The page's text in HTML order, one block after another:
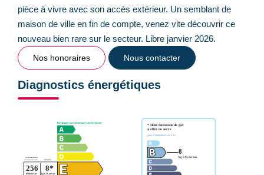
pièce à vivre avec son accès extérieur. Un semblant de
maison de ville en fin de compte, venez vite découvrir ce
nouveau bien rare sur le secteur. Libre janvier 2026.
Nos honoraires Nous contacter
Diagnostics énergétiques